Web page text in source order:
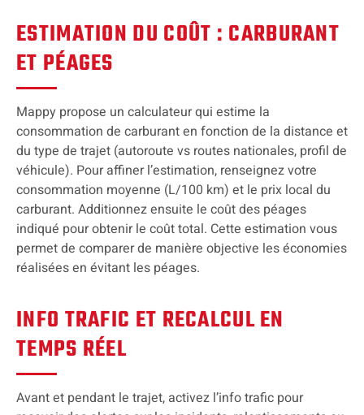
ESTIMATION DU COÛT : CARBURANT
ET PÉAGES
Mappy propose un calculateur qui estime la
consommation de carburant en fonction de la distance et
du type de trajet (autoroute vs routes nationales, profil de
véhicule). Pour affiner l’estimation, renseignez votre
consommation moyenne (L/100 km) et le prix local du
carburant. Additionnez ensuite le coût des péages
indiqué pour obtenir le coût total. Cette estimation vous
permet de comparer de manière objective les économies
réalisées en évitant les péages.
INFO TRAFIC ET RECALCUL EN
TEMPS RÉEL
Avant et pendant le trajet, activez l’info trafic pour